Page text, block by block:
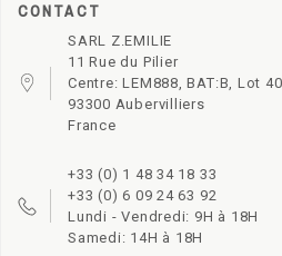
CONTACT
SARL Z.EMILIE
11 Rue du Pilier
Centre: LEM888, BAT:B, Lot 40
93300 Aubervilliers
France
+33 (0) 1 48 34 18 33
+33 (0) 6 09 24 63 92
Lundi - Vendredi: 9H à 18H
Samedi: 14H à 18H